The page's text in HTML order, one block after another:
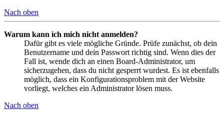
Nach oben
Warum kann ich mich nicht anmelden?
Dafür gibt es viele mögliche Gründe. Prüfe zunächst, ob dein
Benutzername und dein Passwort richtig sind. Wenn dies der
Fall ist, wende dich an einen Board-Administrator, um
sicherzugehen, dass du nicht gesperrt wurdest. Es ist ebenfalls
möglich, dass ein Konfigurationsproblem mit der Website
vorliegt, welches ein Administrator lösen muss.
Nach oben